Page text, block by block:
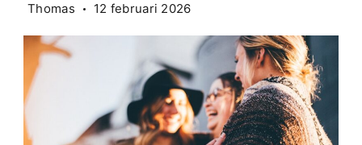
Thomas 12 februari 2026